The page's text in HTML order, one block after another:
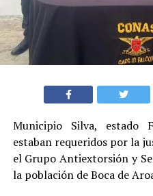
Municipio Silva, estado
estaban requeridos por la
el Grupo Antiextorsión y
la población de Boca de